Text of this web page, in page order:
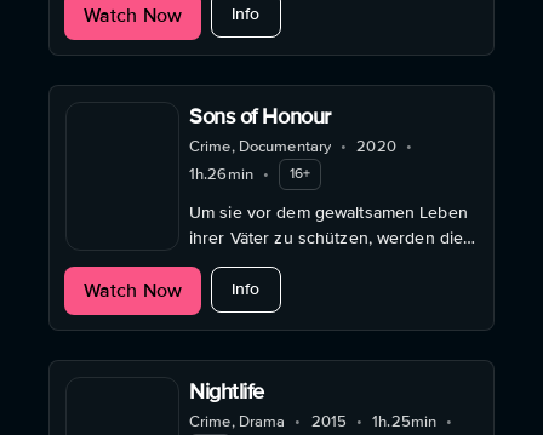
persönlichem Risiko, im
Drogenmilieu.
Watch Now Infoabout Another Way to Make a Living
Sons of Honour
Crime, Documentary • 2020 •
1h.26min • 16+
Um sie vor dem gewaltsamen Leben
ihrer Väter zu schützen, werden die
Söhne aus Mafiafamilien
zwangsweise aus ihren Familien
entfernt.
Watch Now Infoabout Sons of Honour
Nightlife
Crime, Drama • 2015 • 1h.25min •